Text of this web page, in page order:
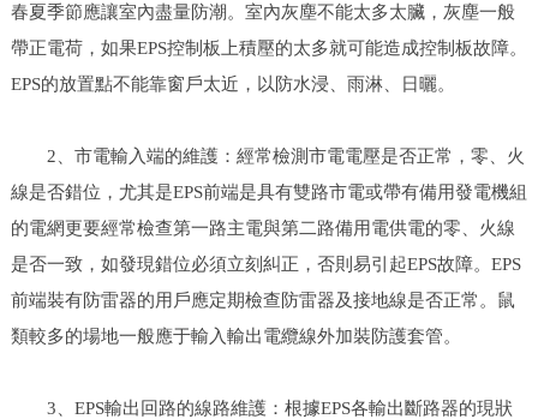
春夏季節應讓室內盡量防潮。室內灰塵不能太多太臟，灰塵一般
帶正電荷，如果EPS控制板上積壓的太多就可能造成控制板故障。
EPS的放置點不能靠窗戶太近，以防水浸、雨淋、日曬。
2、市電輸入端的維護：經常檢測市電電壓是否正常，零、火
線是否錯位，尤其是EPS前端是具有雙路市電或帶有備用發電機組
的電網更要經常檢查第一路主電與第二路備用電供電的零、火線
是否一致，如發現錯位必須立刻糾正，否則易引起EPS故障。EPS
前端裝有防雷器的用戶應定期檢查防雷器及接地線是否正常。鼠
類較多的場地一般應于輸入輸出電纜線外加裝防護套管。
3、EPS輸出回路的線路維護：根據EPS各輸出斷路器的現狀